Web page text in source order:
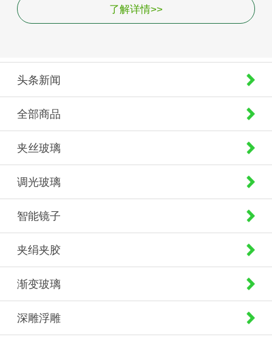
了解详情>>
头条新闻
全部商品
夹丝玻璃
调光玻璃
智能镜子
夹绢夹胶
渐变玻璃
深雕浮雕